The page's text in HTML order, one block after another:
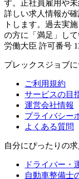
す。正社員雇用や
詳しい求人情報が
トします。過去実
の方に「満足」し
労働大臣 許可番号
プレックスジョブ
ご利用規約
サービスの目
運営会社情報
プライバシー
よくある質問
自分にぴったりの
ドライバー・
自動車整備士